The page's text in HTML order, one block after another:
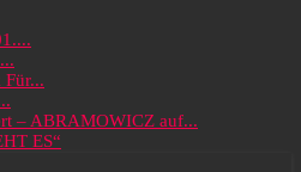
– ABRAMOWICZ auf...
ES“